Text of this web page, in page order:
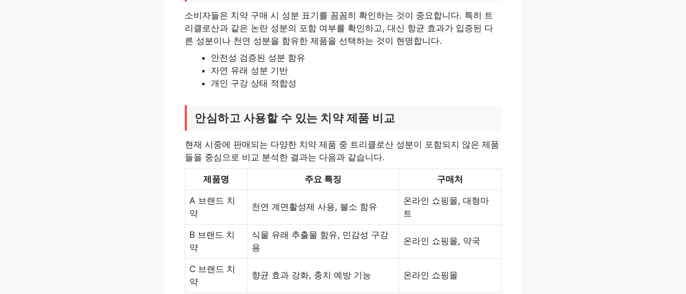
소비자들은 치약 구매 시 성분 표기를 꼼꼼히 확인하는 것이 중요합니다. 특히 트
리클로산과 같은 논란 성분의 포함 여부를 확인하고, 대신 항균 효과가 입증된 다
른 성분이나 천연 성분을 함유한 제품을 선택하는 것이 현명합니다.
안전성 검증된 성분 함유
자연 유래 성분 기반
개인 구강 상태 적합성
안심하고 사용할 수 있는 치약 제품 비교
현재 시중에 판매되는 다양한 치약 제품 중 트리클로산 성분이 포함되지 않은 제품
들을 중심으로 비교 분석한 결과는 다음과 같습니다.
제품명 주요 특징 구매처
A 브랜드 치
약
천연 계면활성제 사용, 불소 함유
온라인 쇼핑몰, 대형마
트
B 브랜드 치
약
식물 유래 추출물 함유, 민감성 구강
용
온라인 쇼핑몰, 약국
C 브랜드 치
약
향균 효과 강화, 충치 예방 기능 온라인 쇼핑몰